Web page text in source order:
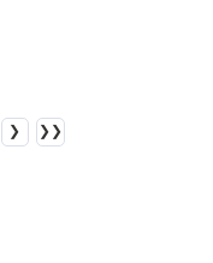
❯ ❯❯